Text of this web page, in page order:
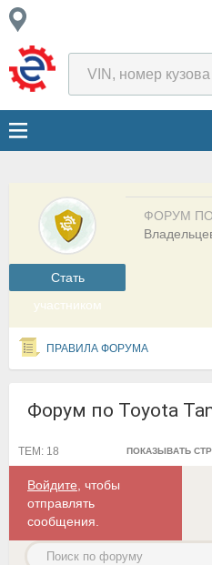
Cтать
участником
ФОРУМ ПО
ПРАВИЛА ФОРУМА
Форум по Toyota
ПОКАЗЫВАТЬ
ТЕМ: 18
Войдите , чтобы
отправлять
сообщения.